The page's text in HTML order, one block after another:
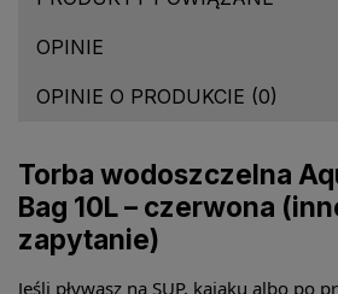
OPINIE
OPINIE O PRODUKCIE (0)
Torba wodoszczelna
Bag 10L – czerwona
zapytanie)
Jeśli pływasz na SUP, kajaku albo po